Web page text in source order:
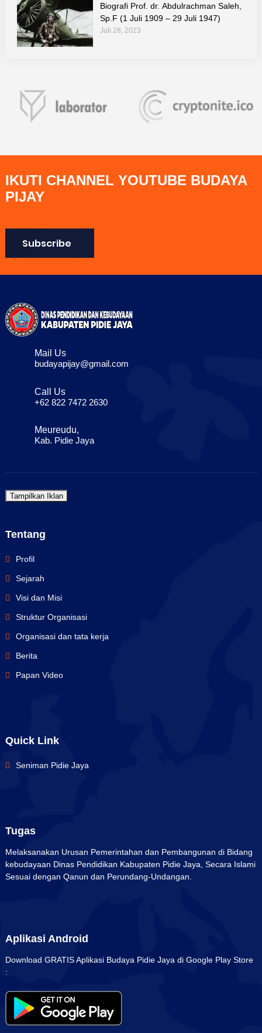
Biografi Prof. dr. Abdulrachman Saleh,
Sp.F (1 Juli 1909 – 29 Juli 1947)
Juli 28, 2023
IKUTI CHANNEL YOUTUBE BUDAYA
PIJAY
Subscribe
Mail Us
budayapijay@gmail.com
Call Us
+62 822 7472 2630
Meureudu,
Kab. Pidie Jaya
Tampilkan Iklan
Tentang
Profil
Sejarah
Visi dan Misi
Struktur Organisasi
Organisasi dan tata kerja
Berita
Papan Video
Quick Link
Seniman Pidie Jaya
Tugas
Melaksanakan Urusan Pemerintahan dan Pembangunan di Bidang
kebudayaan Dinas Pendidikan Kabupaten Pidie Jaya, Secara Islami
Sesuai dengan Qanun dan Perundang-Undangan.
Aplikasi Android
Download GRATIS Aplikasi Budaya Pidie Jaya di Google Play Store
: